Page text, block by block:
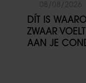
DÍT IS
ZWAAR
AAN JE